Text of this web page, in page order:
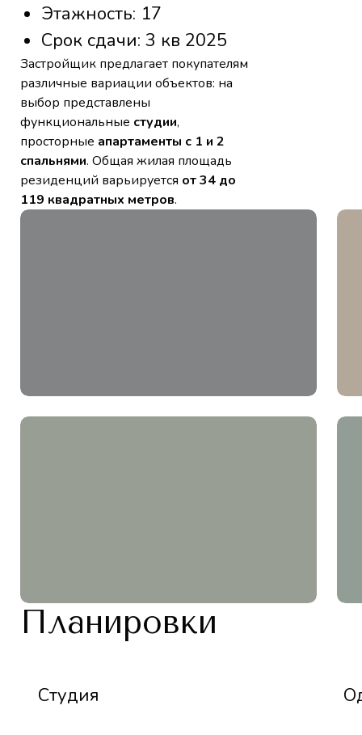
Этажность: 17
Срок сдачи: 3 кв 2025
Застройщик предлагает покупателям
различные вариации объектов: на
выбор представлены
функциональные студии,
просторные апартаменты с 1 и 2
спальнями. Общая жилая площадь
резиденций варьируется от 34 до
119 квадратных метров.
Планировки
Студия